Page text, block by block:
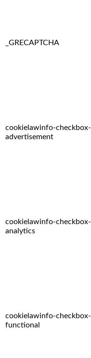
_GRECAPTCHA
cookielawinfo-checkbox-
advertisement
cookielawinfo-checkbox-
analytics
cookielawinfo-checkbox-
functional